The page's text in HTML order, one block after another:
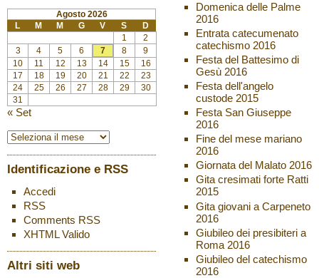
Agosto 2026
L
M M G V S
D
1
2
3
4 5 6 7 8
9
10
11 12 13 14 15
16
17
18 19 20 21 22
23
24
25 26 27 28 29
30
31
« Set
Identificazione e RSS
Accedi
RSS
Comments RSS
XHTMLValido
Altri siti web
Domenica delle Palme
2016
Entrata catecumenato
catechismo 2016
Festa del Battesimo di
Gesù 2016
Festa dell'angelo
custode 2015
Festa San Giuseppe
2016
Fine del mese mariano
2016
Giornata del Malato 2016
Gita cresimati forte Ratti
2015
Gita giovani a Carpeneto
2016
Giubileo dei presibiteri a
Roma 2016
Giubileo del catechismo
2016